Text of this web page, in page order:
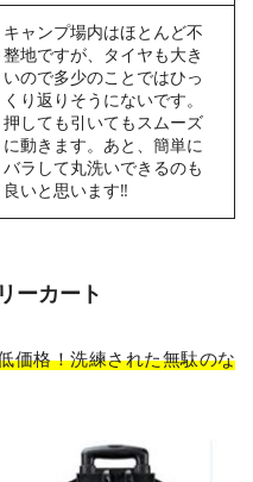
キャンプ場内はほとんど不
整地ですが、タイヤも大き
いので多少のことではひっ
くり返りそうにないです。
押しても引いてもスムーズ
に動きます。あと、簡単に
バラして丸洗いできるのも
良いと思います‼︎
ーカート
価格！洗練された無駄のな